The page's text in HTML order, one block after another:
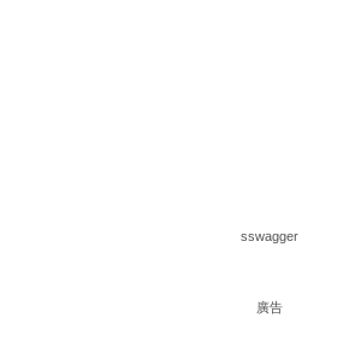
sswagger
廣告